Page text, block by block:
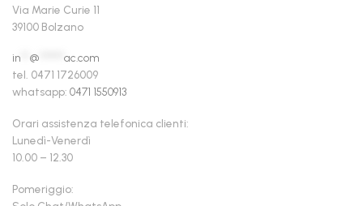
Via Marie Curie 11
39100 Bolzano
in @
ac.com
tel. 0471 1726009
whatsapp: 0471 1550913
Orari assistenza telefonica clienti:
Lunedì-Venerdì
10.00 – 12.30
Pomeriggio: